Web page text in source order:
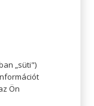
„süti")
Ön